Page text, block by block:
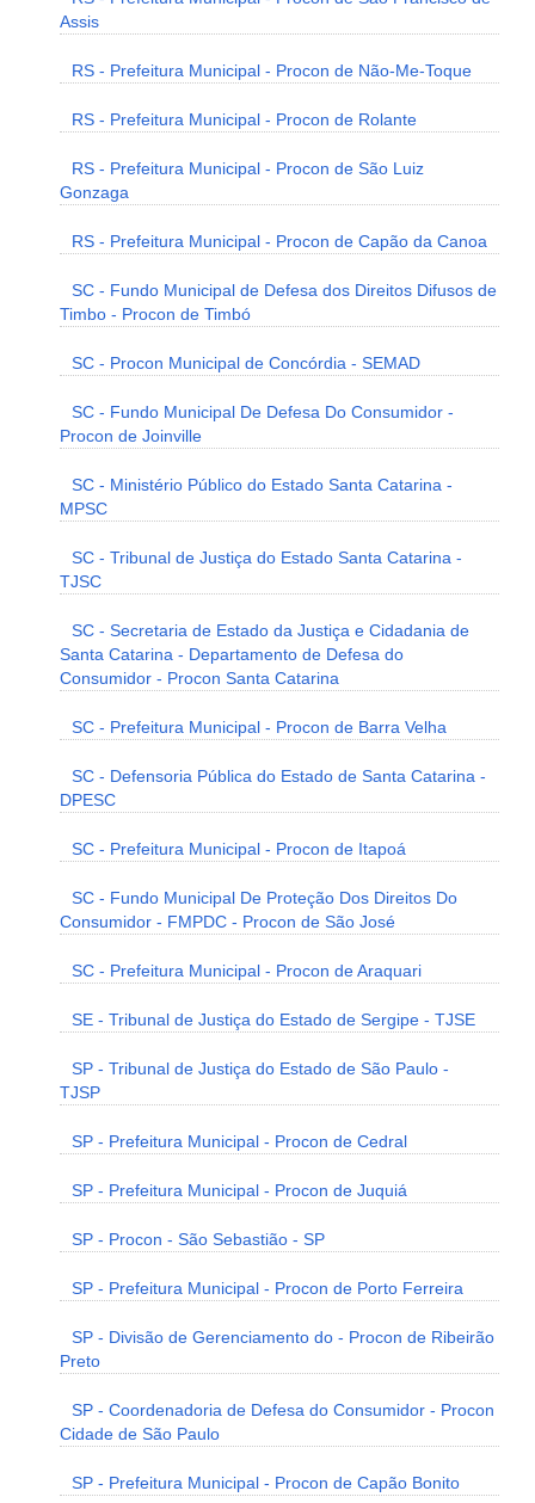
Assis
RS - Prefeitura Municipal - Procon de Não-Me-Toque
RS - Prefeitura Municipal - Procon de Rolante
RS - Prefeitura Municipal - Procon de São Luiz
Gonzaga
RS - Prefeitura Municipal - Procon de Capão da Canoa
SC - Fundo Municipal de Defesa dos Direitos Difusos de
Timbo - Procon de Timbó
SC - Procon Municipal de Concórdia - SEMAD
SC - Fundo Municipal De Defesa Do Consumidor -
Procon de Joinville
SC - Ministério Público do Estado Santa Catarina -
MPSC
SC - Tribunal de Justiça do Estado Santa Catarina -
TJSC
SC - Secretaria de Estado da Justiça e Cidadania de
Santa Catarina - Departamento de Defesa do
Consumidor - Procon Santa Catarina
SC - Prefeitura Municipal - Procon de Barra Velha
SC - Defensoria Pública do Estado de Santa Catarina -
DPESC
SC - Prefeitura Municipal - Procon de Itapoá
SC - Fundo Municipal De Proteção Dos Direitos Do
Consumidor - FMPDC - Procon de São José
SC - Prefeitura Municipal - Procon de Araquari
SE - Tribunal de Justiça do Estado de Sergipe - TJSE
SP - Tribunal de Justiça do Estado de São Paulo -
TJSP
SP - Prefeitura Municipal - Procon de Cedral
SP - Prefeitura Municipal - Procon de Juquiá
SP - Procon - São Sebastião - SP
SP - Prefeitura Municipal - Procon de Porto Ferreira
SP - Divisão de Gerenciamento do - Procon de Ribeirão
Preto
SP - Coordenadoria de Defesa do Consumidor - Procon
Cidade de São Paulo
SP - Prefeitura Municipal - Procon de Capão Bonito